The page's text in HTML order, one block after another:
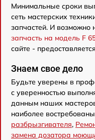
Минимальные сроки
сеть мастерских
запчастей. И
запчасть на модель F
сайте -
Знаем свое дело
Будьте уверены в
с уверенностью
данным наших
наиболее
разбрызгивателя,
замена дозатора